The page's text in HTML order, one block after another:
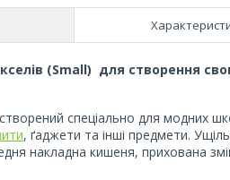
(Small) для створення
спеціально для модних
, ґаджети та інші предмети.
накладна кишеня, прихована